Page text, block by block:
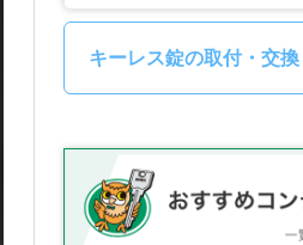
キーレス錠の取付・交換